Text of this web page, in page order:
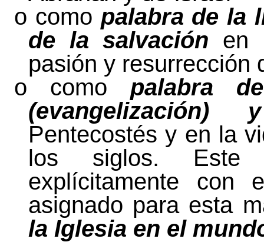
o como palabra de la
de la salvación en
pasión y resurrección
o
como palabra
Pentecostés y en la
los siglos. Este
explícitamente
asignado para esta
la Iglesia en el